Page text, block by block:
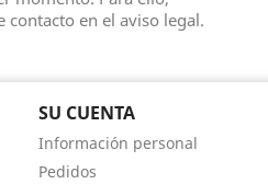
en el aviso legal.
SU CUENTA
Información personal
Pedidos